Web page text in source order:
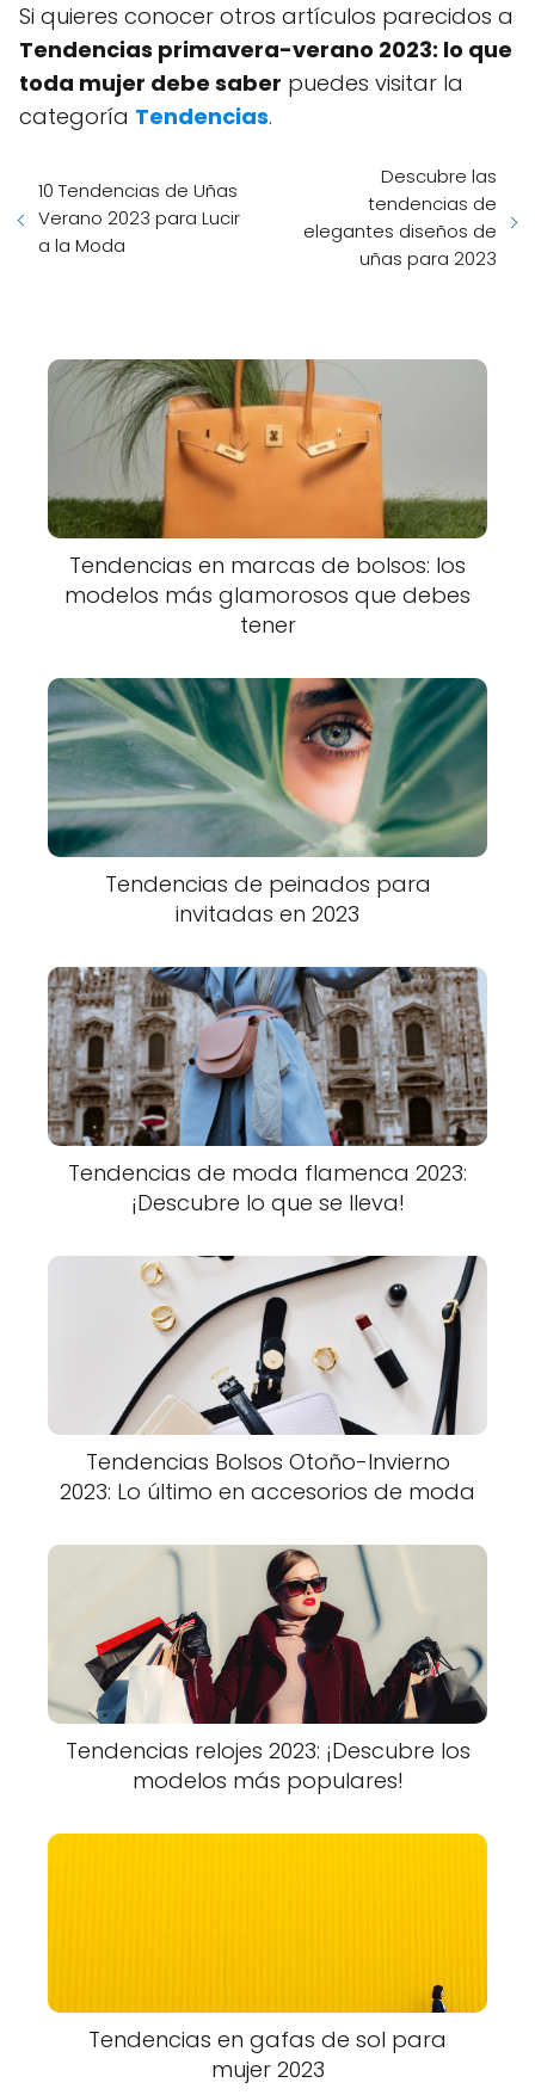
Si quieres conocer otros artículos parecidos a
Tendencias primavera-verano 2023: lo que
toda mujer debe saber puedes visitar la
categoría Tendencias.
10 Tendencias de Uñas
Verano 2023 para Lucir
a la Moda
Descubre las
tendencias de
elegantes diseños de
uñas para 2023
Tendencias en marcas de bolsos: los
modelos más glamorosos que debes
tener
Tendencias de peinados para
invitadas en 2023
Tendencias de moda flamenca 2023:
¡Descubre lo que se lleva!
Tendencias Bolsos Otoño-Invierno
2023: Lo último en accesorios de moda
Tendencias relojes 2023: ¡Descubre los
modelos más populares!
Tendencias en gafas de sol para
mujer 2023